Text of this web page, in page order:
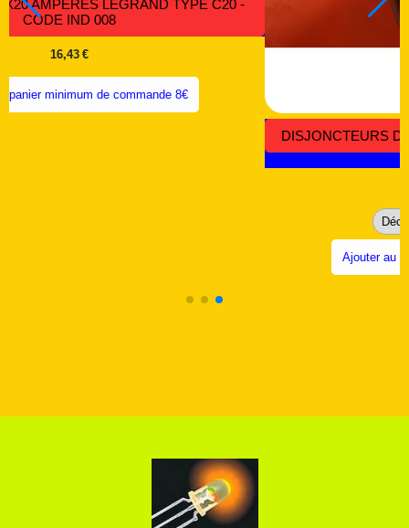
DISJONCTEUR DIFFÉRENTIEL NEUF
Ajouter au panier minimum de